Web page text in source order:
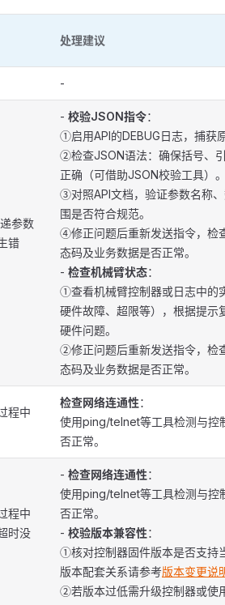
处理建议
-
参数
错
- 校验JSON指令：
①启用API的DEBUG日志，捕获
②检查JSON语法：确保括号、
正确（可借助JSON校验工具）。
③对照API文档，验证参数名称
围是否符合规范。
④修正问题后重新发送指令，检
态码及业务数据是否正常。
- 检查机械臂状态：
①查看机械臂控制器或日志中的
硬件故障、超限等），根据提示
硬件问题。
②修正问题后重新发送指令，检
态码及业务数据是否正常。
程中
检查网络连通性：
使用ping/telnet等工具检测与控
否正常。
程中
时没
- 检查网络连通性：
使用ping/telnet等工具检测与控
否正常。
- 校验版本兼容性：
①核对控制器固件版本是否支持
版本配套关系请参考版本变更说
②若版本过低需升级控制器或使